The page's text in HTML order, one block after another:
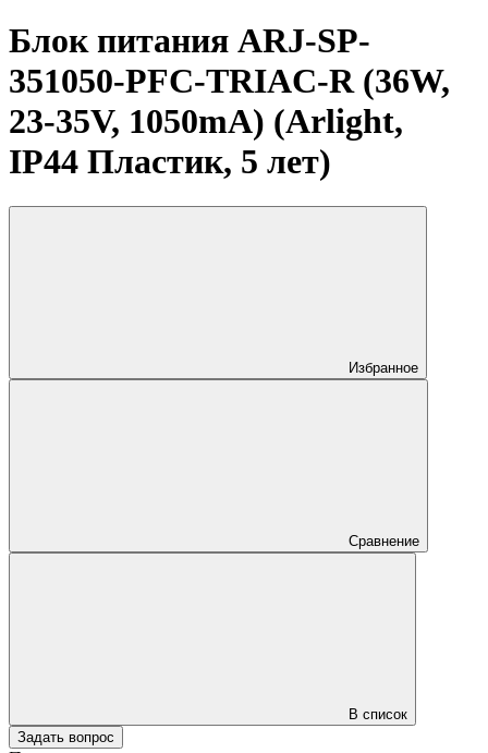
Блок питания ARJ-SP-
351050-PFC-TRIAC-R (36W,
23-35V, 1050mA) (Arlight,
IP44 Пластик, 5 лет)
Избранное
Сравнение
В список
Задать вопрос